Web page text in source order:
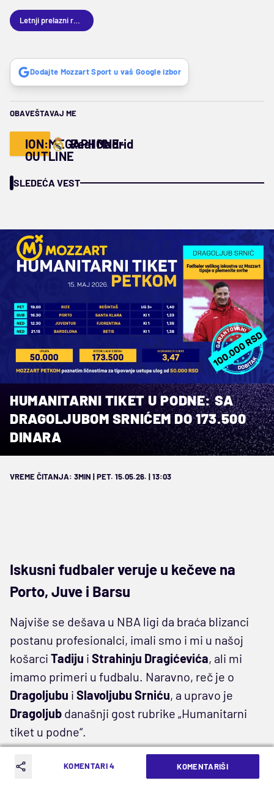
Dodajte Mozzart Sport u vaš Google izbor
OBAVEŠTAVAJ ME
ION:MEGAPHONE-
OUTLINE
Real Madrid
SLEDEĆA VEST
HUMANITARNI TIKET U PODNE: SA
DRAGOLJUBOM SRNIĆEM DO 173.500
DINARA
VREME ČITANJA: 3MIN | PET. 15.05.26. | 13:03
Iskusni fudbaler veruje u kečeve na
Porto, Juve i Barsu
Najviše se dešava u NBA ligi da braća blizanci
postanu profesionalci, imali smo i mi u našoj
košarci Tadiju i Strahinju Dragićevića, ali mi
imamo primeri u fudbalu. Naravno, reč je o
Dragoljubu i Slavoljubu Srniću, a upravo je
Dragoljub današnji gost rubrike „Humanitarni
tiket u podne“.
Srnić
ima 34 godine i igrao je uglavnom u Srbiji,
gde je branio boje Sopota i Čukaričkog kao
KOMENTARI 4 KOMENTARIŠI